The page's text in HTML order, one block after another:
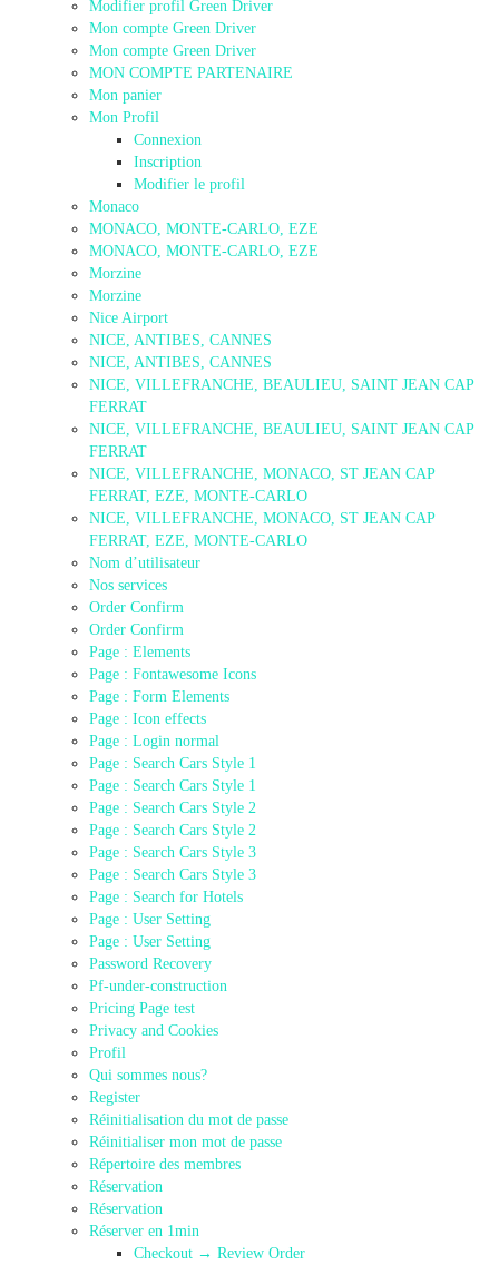
Modifier profil Green Driver
Mon compte Green Driver
Mon compte Green Driver
MON COMPTE PARTENAIRE
Mon panier
Mon Profil
Connexion
Inscription
Modifier le profil
Monaco
MONACO, MONTE-CARLO, EZE
MONACO, MONTE-CARLO, EZE
Morzine
Morzine
Nice Airport
NICE, ANTIBES, CANNES
NICE, ANTIBES, CANNES
NICE, VILLEFRANCHE, BEAULIEU, SAINT JEAN CAP
FERRAT
NICE, VILLEFRANCHE, BEAULIEU, SAINT JEAN CAP
FERRAT
NICE, VILLEFRANCHE, MONACO, ST JEAN CAP
FERRAT, EZE, MONTE-CARLO
NICE, VILLEFRANCHE, MONACO, ST JEAN CAP
FERRAT, EZE, MONTE-CARLO
Nom d’utilisateur
Nos services
Order Confirm
Order Confirm
Page : Elements
Page : Fontawesome Icons
Page : Form Elements
Page : Icon effects
Page : Login normal
Page : Search Cars Style 1
Page : Search Cars Style 1
Page : Search Cars Style 2
Page : Search Cars Style 2
Page : Search Cars Style 3
Page : Search Cars Style 3
Page : Search for Hotels
Page : User Setting
Page : User Setting
Password Recovery
Pf-under-construction
Pricing Page test
Privacy and Cookies
Profil
Qui sommes nous?
Register
Réinitialisation du mot de passe
Réinitialiser mon mot de passe
Répertoire des membres
Réservation
Réservation
Réserver en 1min
Checkout → Review Order